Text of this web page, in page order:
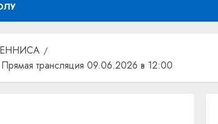
трансляция 09.06.2026 в 12:00